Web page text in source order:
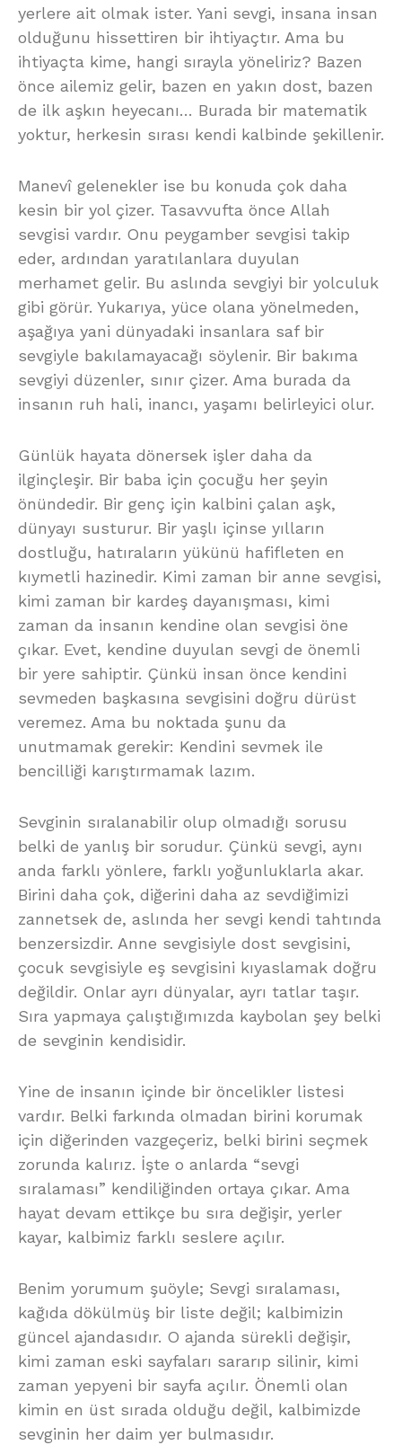
yerlere ait olmak ister. Yani sevgi, insana insan
olduğunu hissettiren bir ihtiyaçtır. Ama bu
ihtiyaçta kime, hangi sırayla yöneliriz? Bazen
önce ailemiz gelir, bazen en yakın dost, bazen
de ilk aşkın heyecanı… Burada bir matematik
yoktur, herkesin sırası kendi kalbinde şekillenir.
Manevî gelenekler ise bu konuda çok daha
kesin bir yol çizer. Tasavvufta önce Allah
sevgisi vardır. Onu peygamber sevgisi takip
eder, ardından yaratılanlara duyulan
merhamet gelir. Bu aslında sevgiyi bir yolculuk
gibi görür. Yukarıya, yüce olana yönelmeden,
aşağıya yani dünyadaki insanlara saf bir
sevgiyle bakılamayacağı söylenir. Bir bakıma
sevgiyi düzenler, sınır çizer. Ama burada da
insanın ruh hali, inancı, yaşamı belirleyici olur.
Günlük hayata dönersek işler daha da
ilginçleşir. Bir baba için çocuğu her şeyin
önündedir. Bir genç için kalbini çalan aşk,
dünyayı susturur. Bir yaşlı içinse yılların
dostluğu, hatıraların yükünü hafifleten en
kıymetli hazinedir. Kimi zaman bir anne sevgisi,
kimi zaman bir kardeş dayanışması, kimi
zaman da insanın kendine olan sevgisi öne
çıkar. Evet, kendine duyulan sevgi de önemli
bir yere sahiptir. Çünkü insan önce kendini
sevmeden başkasına sevgisini doğru dürüst
veremez. Ama bu noktada şunu da
unutmamak gerekir: Kendini sevmek ile
bencilliği karıştırmamak lazım.
Sevginin sıralanabilir olup olmadığı sorusu
belki de yanlış bir sorudur. Çünkü sevgi, aynı
anda farklı yönlere, farklı yoğunluklarla akar.
Birini daha çok, diğerini daha az sevdiğimizi
zannetsek de, aslında her sevgi kendi tahtında
benzersizdir. Anne sevgisiyle dost sevgisini,
çocuk sevgisiyle eş sevgisini kıyaslamak doğru
değildir. Onlar ayrı dünyalar, ayrı tatlar taşır.
Sıra yapmaya çalıştığımızda kaybolan şey belki
de sevginin kendisidir.
Yine de insanın içinde bir öncelikler listesi
vardır. Belki farkında olmadan birini korumak
için diğerinden vazgeçeriz, belki birini seçmek
zorunda kalırız. İşte o anlarda “sevgi
sıralaması” kendiliğinden ortaya çıkar. Ama
hayat devam ettikçe bu sıra değişir, yerler
kayar, kalbimiz farklı seslere açılır.
Benim yorumum şuöyle; Sevgi sıralaması,
kağıda dökülmüş bir liste değil; kalbimizin
güncel ajandasıdır. O ajanda sürekli değişir,
kimi zaman eski sayfaları sararıp silinir, kimi
zaman yepyeni bir sayfa açılır. Önemli olan
kimin en üst sırada olduğu değil, kalbimizde
sevginin her daim yer bulmasıdır.